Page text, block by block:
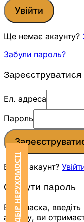
Увійти
Ще немає акаунту?
Забули пароль?
Зареєструватися
Ел. адреса
Пароль
Вже є акаунт?
Скинути пароль
Будь ласка,
адресу, ви